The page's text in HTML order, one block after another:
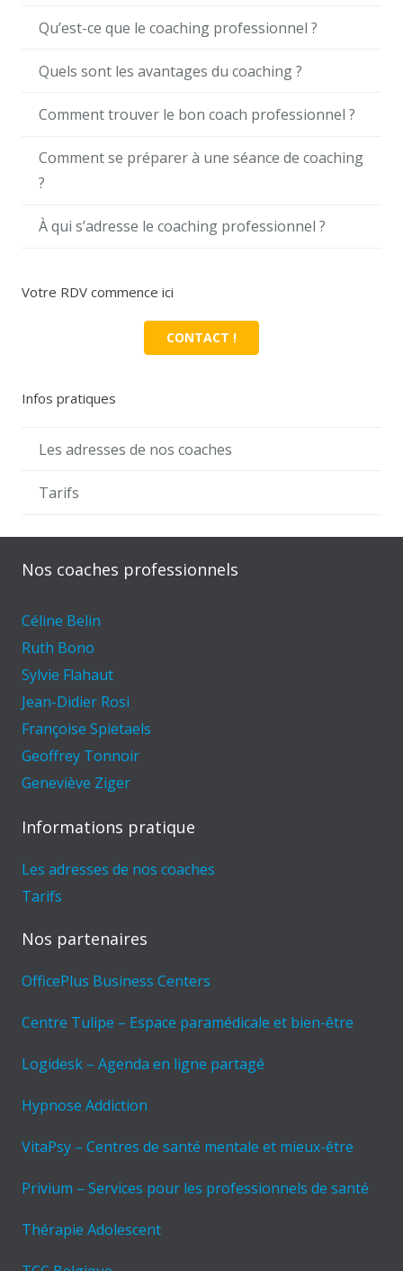
Qu’est-ce que le coaching professionnel ?
Quels sont les avantages du coaching ?
Comment trouver le bon coach professionnel ?
Comment se préparer à une séance de coaching
?
À qui s’adresse le coaching professionnel ?
Votre RDV commence ici
CONTACT !
Infos pratiques
Les adresses de nos coaches
Tarifs
Nos coaches professionnels
Céline Belin
Ruth Bono
Sylvie Flahaut
Jean-Didier Rosi
Françoise Spietaels
Geoffrey Tonnoir
Geneviève Ziger
Informations pratique
Les adresses de nos coaches
Tarifs
Nos partenaires
OfficePlus Business Centers
Centre Tulipe – Espace paramédicale et bien-être
Logidesk – Agenda en ligne partagé
Hypnose Addiction
VitaPsy – Centres de santé mentale et mieux-être
Privium – Services pour les professionnels de santé
Thérapie Adolescent